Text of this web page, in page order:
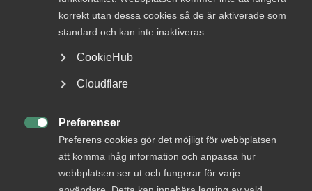
korrekt utan dessa cookies så de är aktiverade som
standard och kan inte inaktiveras.
CookieHub
Cloudflare
Preferenser
Preferens cookies gör det möjligt för webbplatsen
att komma ihåg information och anpassa hur
webbplatsen ser ut och fungerar för varje
Sök på almega.se
Cookie-inställningar
27 april 2016
Läs remissen